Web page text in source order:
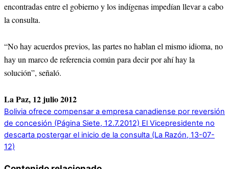
encontradas entre el gobierno y los indígenas impedían llevar a cabo
la consulta.
“No hay acuerdos previos, las partes no hablan el mismo idioma, no
hay un marco de referencia común para decir por ahí hay la
solución”, señaló.
La Paz, 12 julio 2012
Bolivia ofrece compensar a empresa canadiense por reversión
de concesión (Página Siete, 12.7.2012) El Vicepresidente no
descarta postergar el inicio de la consulta (La Razón, 13-07-
12)